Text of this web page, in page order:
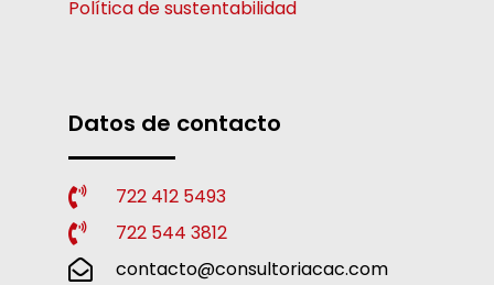
Política de sustentabilidad
Datos de contacto
722 412 5493
722 544 3812
contacto@consultoriacac.com